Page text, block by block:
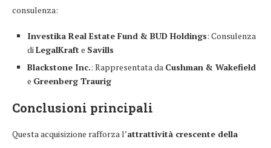
consulenza:
Investika Real Estate Fund & BUD Holdings: Consulenza
diLegalKraft e Savills
Blackstone Inc.: Rappresentata da Cushman & Wakefield
e Greenberg Traurig
Conclusioni principali
Questa acquisizione rafforza l’attrattività crescente della